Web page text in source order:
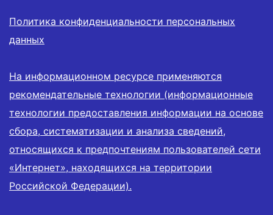
Политика конфиденциальности персональных
данных
На информационном ресурсе применяются
рекомендательные технологии (информационные
технологии предоставления информации на основе
сбора, систематизации и анализа сведений,
относящихся к предпочтениям пользователей сети
«Интернет», находящихся на территории
Российской Федерации).